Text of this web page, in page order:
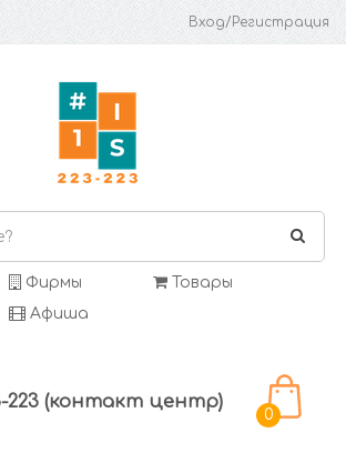
Вход/Регистрация
Фирмы
Товары
Афиша
223 (контакт центр)
0